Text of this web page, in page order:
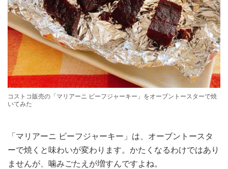
コストコ販売の「マリアーニ ビーフジャーキー」をオーブントースターで焼
いてみた
「マリアーニ ビーフジャーキー」は、オーブントースタ
ーで焼くと味わいが変わります。かたくなるわけではあり
ませんが、噛みごたえが増すんですよね。